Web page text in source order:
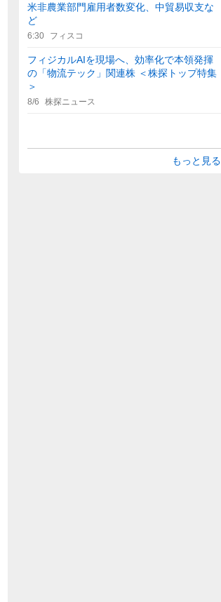
米非農業部門雇用者数変化、中貿易収支な
ど
6:30 フィスコ
フィジカルAIを現場へ、効率化で本領発揮
の「物流テック」関連株 ＜株探トップ特集
＞
8/6 株探ニュース
もっと見る